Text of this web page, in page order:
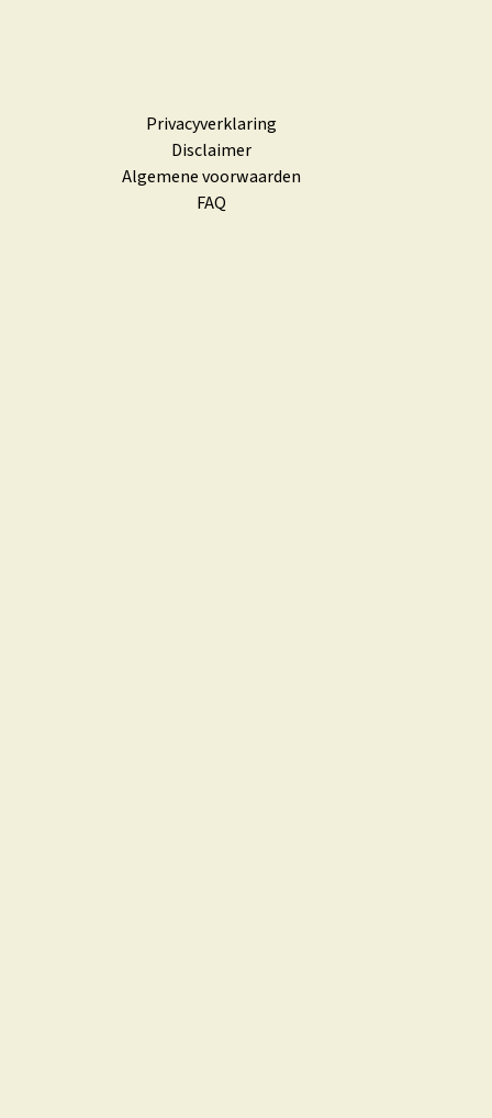
Privacyverklaring
Disclaimer
Algemene voorwaarden
FAQ